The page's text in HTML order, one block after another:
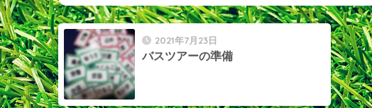
2021年7月23日
バスツアーの準備